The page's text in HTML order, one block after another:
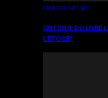
CRITIQUES D’ART
CRITIQUE DU LIVRE
L’ÉTOILE*